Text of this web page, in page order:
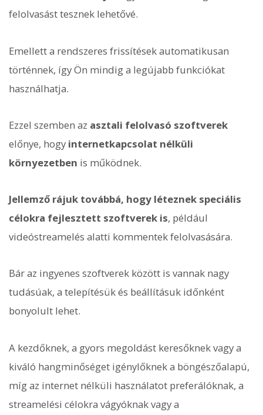
felolvasást tesznek lehetővé.
Emellett a rendszeres frissítések automatikusan
történnek, így Ön mindig a legújabb funkciókat
használhatja.
Ezzel szemben az asztali felolvasó szoftverek
előnye, hogy internetkapcsolat nélküli
környezetben is működnek.
Jellemző rájuk továbbá, hogy léteznek speciális
célokra fejlesztett szoftverek is, például
videóstreamelés alatti kommentek felolvasására.
Bár az ingyenes szoftverek között is vannak nagy
tudásúak, a telepítésük és beállításuk időnként
bonyolult lehet.
A kezdőknek, a gyors megoldást keresőknek vagy a
kiváló hangminőséget igénylőknek a böngészőalapú,
míg az internet nélküli használatot preferálóknak, a
streamelési célokra vágyóknak vagy a